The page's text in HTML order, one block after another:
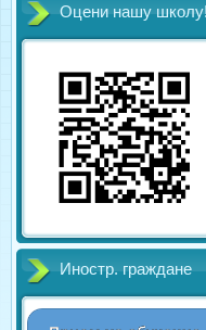
Оцени нашу
Иностр. граждане